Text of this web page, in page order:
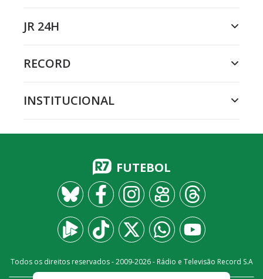
JR 24H
RECORD
INSTITUCIONAL
FUTEBOL
Todos os direitos reservados - 2009-2026- Rádio e Televisão Record S.A